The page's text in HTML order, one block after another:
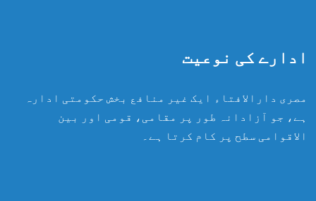
ادارے کی نوعیت
مصری دارالافتاء ایک غیر منافع بخش حکومتی ادارہ
ہے، جو آزادانہ طور پر مقامی، قومی اور بین
الاقوامی سطح پر کام کرتا ہے۔